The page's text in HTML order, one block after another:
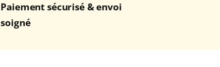
Paiement sécurisé & envoi
soigné